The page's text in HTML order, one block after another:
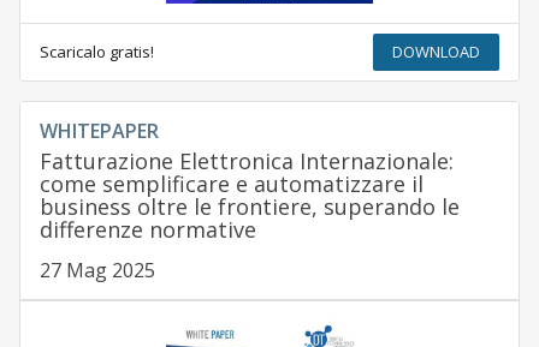
Scaricalo gratis! DOWNLOAD
WHITEPAPER
Fatturazione Elettronica Internazionale:
come semplificare e automatizzare il
business oltre le frontiere, superando le
differenze normative
27 Mag 2025